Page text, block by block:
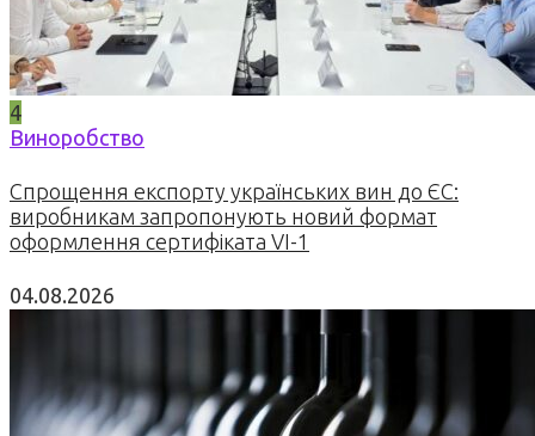
4
Виноробство
Спрощення експорту українських вин до ЄС:
виробникам запропонують новий формат
оформлення сертифіката VI-1
04.08.2026